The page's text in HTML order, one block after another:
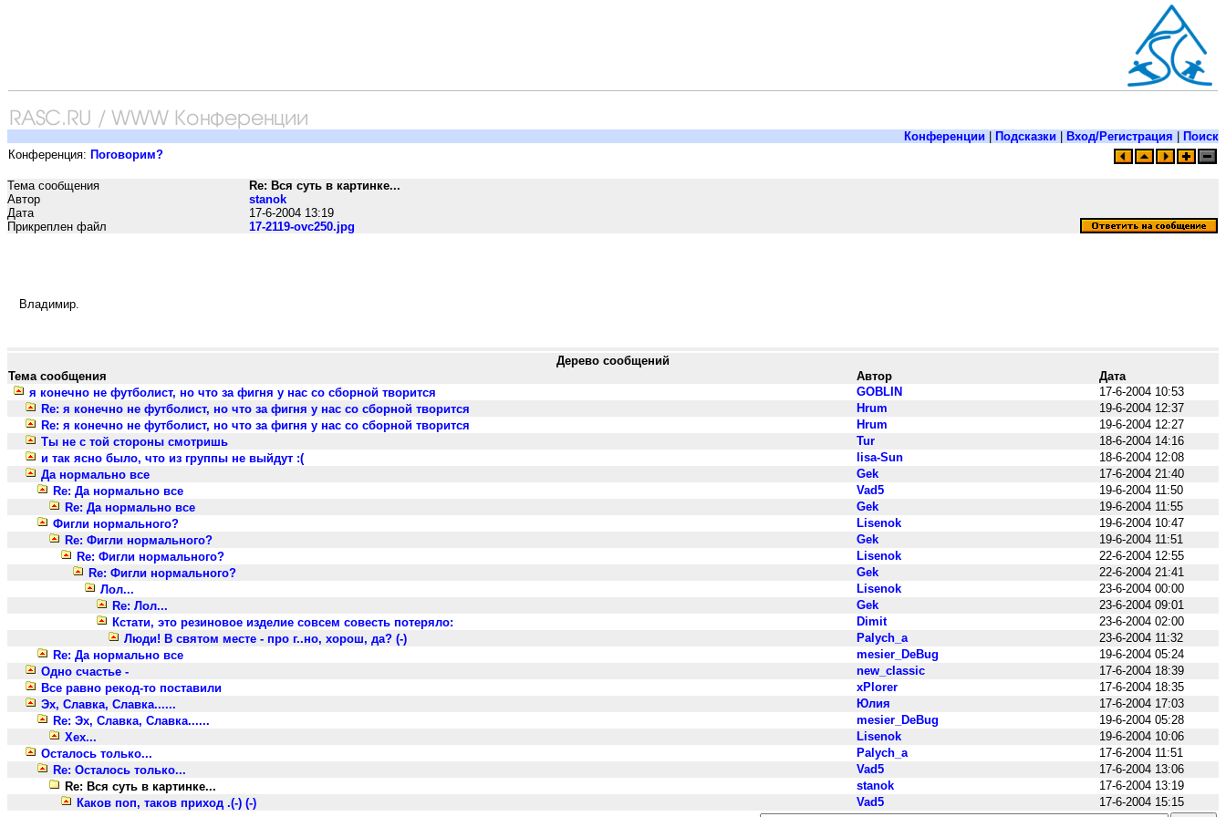
Конференции Подсказки Вход/Регистрация
Поиск
Конференция: Поговорим?
Тема сообщения
Re: Вся суть в картинке...
Автор
stanok
Дата
17-6-2004 13:19
Прикреплен файл
17-2119-ovc250.jpg
Владимир.
Дерево сообщений
Тема сообщения
Автор
Дата
я конечно не футболист, но что за фигня у нас со сборной творится
GOBLIN
17-6-2004 10:53
Re: я конечно не футболист, но что за фигня у нас со сборной творится
Hrum
19-6-2004 12:37
Re: я конечно не футболист, но что за фигня у нас со сборной творится
Hrum
19-6-2004 12:27
Ты не с той стороны смотришь
Tur
18-6-2004 14:16
и так ясно было, что из группы не выйдут :(
lisa-Sun
18-6-2004 12:08
Да нормально все
Gek
17-6-2004 21:40
Re: Да нормально все
Vad5
19-6-2004 11:50
Re: Да нормально все
Gek
19-6-2004 11:55
Фигли нормального?
Lisenok
19-6-2004 10:47
Re: Фигли нормального?
Gek
19-6-2004 11:51
Re: Фигли нормального?
Lisenok
22-6-2004 12:55
Re: Фигли нормального?
Gek
22-6-2004 21:41
Лол...
Lisenok
23-6-2004 00:00
Re: Лол...
Gek
23-6-2004 09:01
Кстати, это резиновое изделие совсем совесть потеряло:
Dimit
23-6-2004 02:00
Люди! В святом месте - про г..но, хорош, да? (-)
Palych_a
23-6-2004 11:32
Re: Да нормально все
mesier_DeBug
19-6-2004 05:24
Одно счастье -
new_classic
17-6-2004 18:39
Все равно рекод-то поставили
xPlorer
17-6-2004 18:35
Эх, Славка, Славка......
Юлия
17-6-2004 17:03
Re: Эх, Славка, Славка......
mesier_DeBug
19-6-2004 05:28
Хех...
Lisenok
19-6-2004 10:06
Осталось только...
Palych_a
17-6-2004 11:51
Re: Осталось только...
Vad5
17-6-2004 13:06
Re: Вся суть в картинке...
stanok
17-6-2004 13:19
Каков поп, таков приход .(-) (-)
Vad5
17-6-2004 15:15